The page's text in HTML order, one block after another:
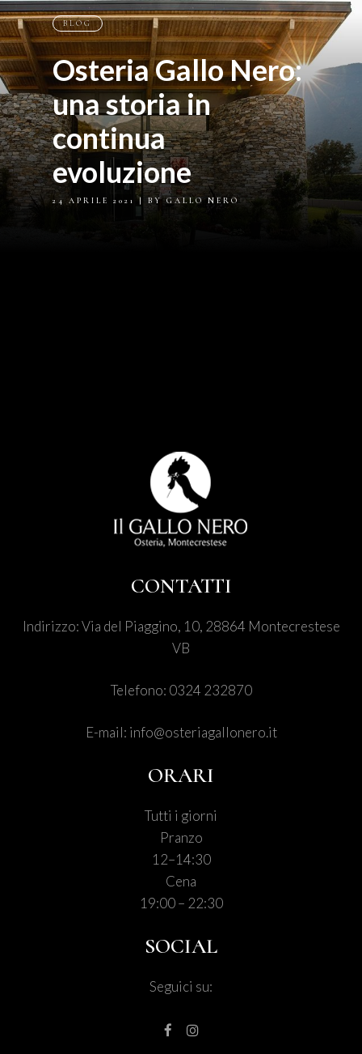
BLOG
Osteria Gallo Nero:
una storia in
continua
evoluzione
24 APRILE 2021| BY GALLO NERO
CONTATTI
Indirizzo:Via del Piaggino, 10, 28864 Montecrestese
VB
Telefono: 0324 232870
E-mail: info@osteriagallonero.it
ORARI
Tutti i giorni
Pranzo
12–14:30
Cena
19:00 – 22:30
SOCIAL
Seguici su: